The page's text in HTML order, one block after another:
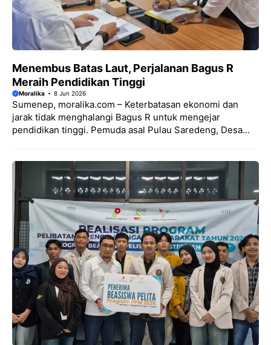
Menembus Batas Laut, Perjalanan Bagus R
Meraih Pendidikan Tinggi
Moralika 8 Jun 2026
Sumenep, moralika.com – Keterbatasan ekonomi dan
jarak tidak menghalangi Bagus R untuk mengejar
pendidikan tinggi. Pemuda asal Pulau Saredeng, Desa...